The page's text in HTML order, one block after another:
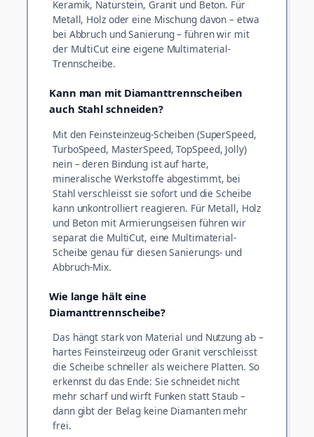
Keramik, Naturstein, Granit und Beton. Für
Metall, Holz oder eine Mischung davon – etwa
bei Abbruch und Sanierung – führen wir mit
der MultiCut eine eigene Multimaterial-
Trennscheibe.
Kann man mit Diamanttrennscheiben
auch Stahl schneiden?
Mit den Feinsteinzeug-Scheiben (SuperSpeed,
TurboSpeed, MasterSpeed, TopSpeed, Jolly)
nein – deren Bindung ist auf harte,
mineralische Werkstoffe abgestimmt, bei
Stahl verschleisst sie sofort und die Scheibe
kann unkontrolliert reagieren. Für Metall, Holz
und Beton mit Armierungseisen führen wir
separat die MultiCut, eine Multimaterial-
Scheibe genau für diesen Sanierungs- und
Abbruch-Mix.
Wie lange hält eine
Diamanttrennscheibe?
Das hängt stark von Material und Nutzung ab –
hartes Feinsteinzeug oder Granit verschleisst
die Scheibe schneller als weichere Platten. So
erkennst du das Ende: Sie schneidet nicht
mehr scharf und wirft Funken statt Staub –
dann gibt der Belag keine Diamanten mehr
frei.